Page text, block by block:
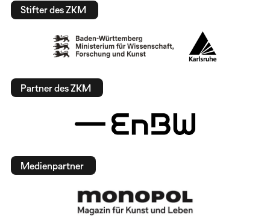
Stifter des ZKM
Partner des ZKM
Medienpartner